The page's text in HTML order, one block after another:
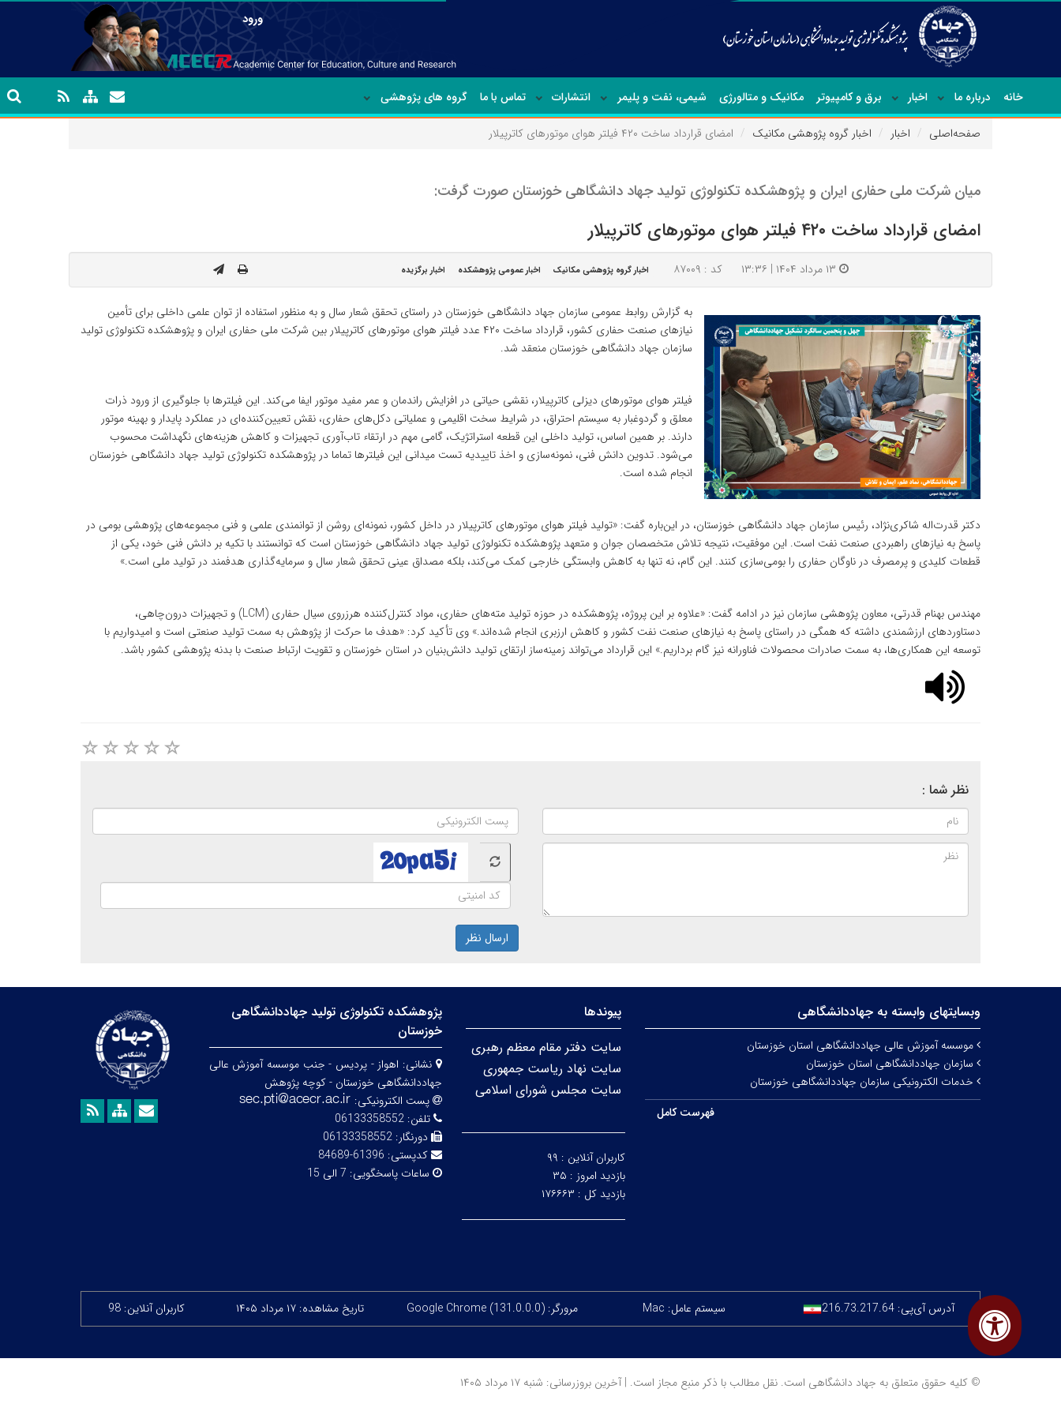
ورود
خانه درباره ما اخبار برق و کامپیوتر مکانیک و متالورژی شیمی‏، نفت و پلیمر انتشارات تماس با ما گروه های پژوهشی
صفحه‌اصلی اخبار اخبار گروه پژوهشی مکانیک امضای قرارداد ساخت ۴۲۰ فیلتر هوای موتورهای کاترپیلار
میان شرکت ملی حفاری ایران و پژوهشکده تکنولوژی تولید جهاد دانشگاهی خوزستان صورت گرفت:
امضای قرارداد ساخت ۴۲۰ فیلتر هوای موتورهای کاترپیلار
کد : ۸۷۰۰۹ اخبار گروه پژوهشی مکانیک اخبار عمومی پژوهشکده اخبار برگزیده
به گزارش روابط عمومی سازمان جهاد دانشگاهی خوزستان در راستای تحقق شعار سال و به منظور استفاده از توان علمی داخلی برای تأمین
نیازهای صنعت حفاری کشور، قرارداد ساخت ۴۲۰ عدد فیلتر هوای موتورهای کاترپیلار بین شرکت ملی حفاری ایران و پژوهشکده تکنولوژی تولید
سازمان جهاد دانشگاهی خوزستان منعقد شد.
فیلتر هوای موتورهای دیزلی کاترپیلار، نقشی حیاتی در افزایش راندمان و عمر مفید موتور ایفا می‌کند. این فیلترها با جلوگیری از ورود ذرات
معلق و گردوغبار به سیستم احتراق، در شرایط سخت اقلیمی و عملیاتی دکل‌های حفاری، نقش تعیین‌کننده‌ای در عملکرد پایدار و بهینه موتور
دارند. بر همین اساس، تولید داخلی این قطعه استراتژیک، گامی مهم در ارتقاء تاب‌آوری تجهیزات و کاهش هزینه‌های نگهداشت محسوب
می‌شود. تدوین دانش فنی، نمونه‌سازی و اخذ تاییدیه تست میدانی این فیلترها تماما در پژوهشکده تکنولوژی تولید جهاد دانشگاهی خوزستان
انجام شده است.
دکتر قدرت‌اله شاکری‌نژاد، رئیس سازمان جهاد دانشگاهی خوزستان، در این‌باره گفت: «تولید فیلتر هوای موتورهای کاترپیلار در داخل کشور، نمونه‌ای روشن از توانمندی علمی و فنی مجموعه‌های پژوهشی بومی در
پاسخ به نیازهای راهبردی صنعت نفت است. این موفقیت، نتیجه تلاش متخصصان جوان و متعهد پژوهشکده تکنولوژی تولید جهاد دانشگاهی خوزستان است که توانستند با تکیه بر دانش فنی خود، یکی از
قطعات کلیدی و پرمصرف در ناوگان حفاری را بومی‌سازی کنند. این گام، نه تنها به کاهش وابستگی خارجی کمک می‌کند، بلکه مصداق عینی تحقق شعار سال و سرمایه‌گذاری هدفمند در تولید ملی است.»
مهندس بهنام قدرتی، معاون پژوهشی سازمان نیز در ادامه گفت: «علاوه بر این پروژه، پژوهشکده در حوزه تولید مته‌های حفاری، مواد کنترل‌کننده هرزروی سیال حفاری (LCM) و تجهیزات درون‌چاهی،
دستاوردهای ارزشمندی داشته که همگی در راستای پاسخ به نیازهای صنعت نفت کشور و کاهش ارزبری انجام شده‌اند.» وی تأکید کرد: «هدف ما حرکت از پژوهش به سمت تولید صنعتی است و امیدواریم با
توسعه این همکاری‌ها، به سمت صادرات محصولات فناورانه نیز گام برداریم.» این قرارداد می‌تواند زمینه‌ساز ارتقای تولید دانش‌بنیان در استان خوزستان و تقویت ارتباط صنعت با بدنه پژوهشی کشور باشد.
نظر شما :
ارسال نظر
وبسایتهای وابسته به جهاددانشگاهی
موسسه آموزش عالی جهاددانشگاهی استان خوزستان
سازمان جهاددانشگاهی استان خوزستان
خدمات الکترونیکی سازمان جهاددانشگاهی خوزستان
فهرست کامل
پیوندها
سایت دفتر مقام معظم رهبری
سایت نهاد ریاست جمهوری
سایت مجلس شورای اسلامی
کاربران آنلاین : ۹۹
بازدید امروز : ۳۵
بازدید کل : ۱۷۶۶۶۳
پژوهشکده تکنولوژی تولید جهاددانشگاهی
خوزستان
نشانی: اهواز - پردیس - جنب موسسه آموزش عالی
جهاددانشگاهی خوزستان - کوچه پژوهش
پست الکترونیکی:
تلفن:06133358552
دورنگار:06133358552
کدپستی: 61396-84689
ساعات پاسخگویی: 7 الی 15
آدرس آی‌پی: 216.73.217.64 سیستم عامل: Mac مرورگر: Google Chrome (131.0.0.0) تاریخ مشاهده: ۱۷ مرداد ۱۴۰۵ کاربران آنلاین: 98
© کلیه حقوق متعلق به جهاد دانشگاهی است. نقل مطالب با ذکر منبع مجاز است. | آخرین بروزرسانی: شنبه ۱۷ مرداد ۱۴۰۵